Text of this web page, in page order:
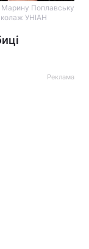
Марину Поплавську
колаж УНІАН
Реклама